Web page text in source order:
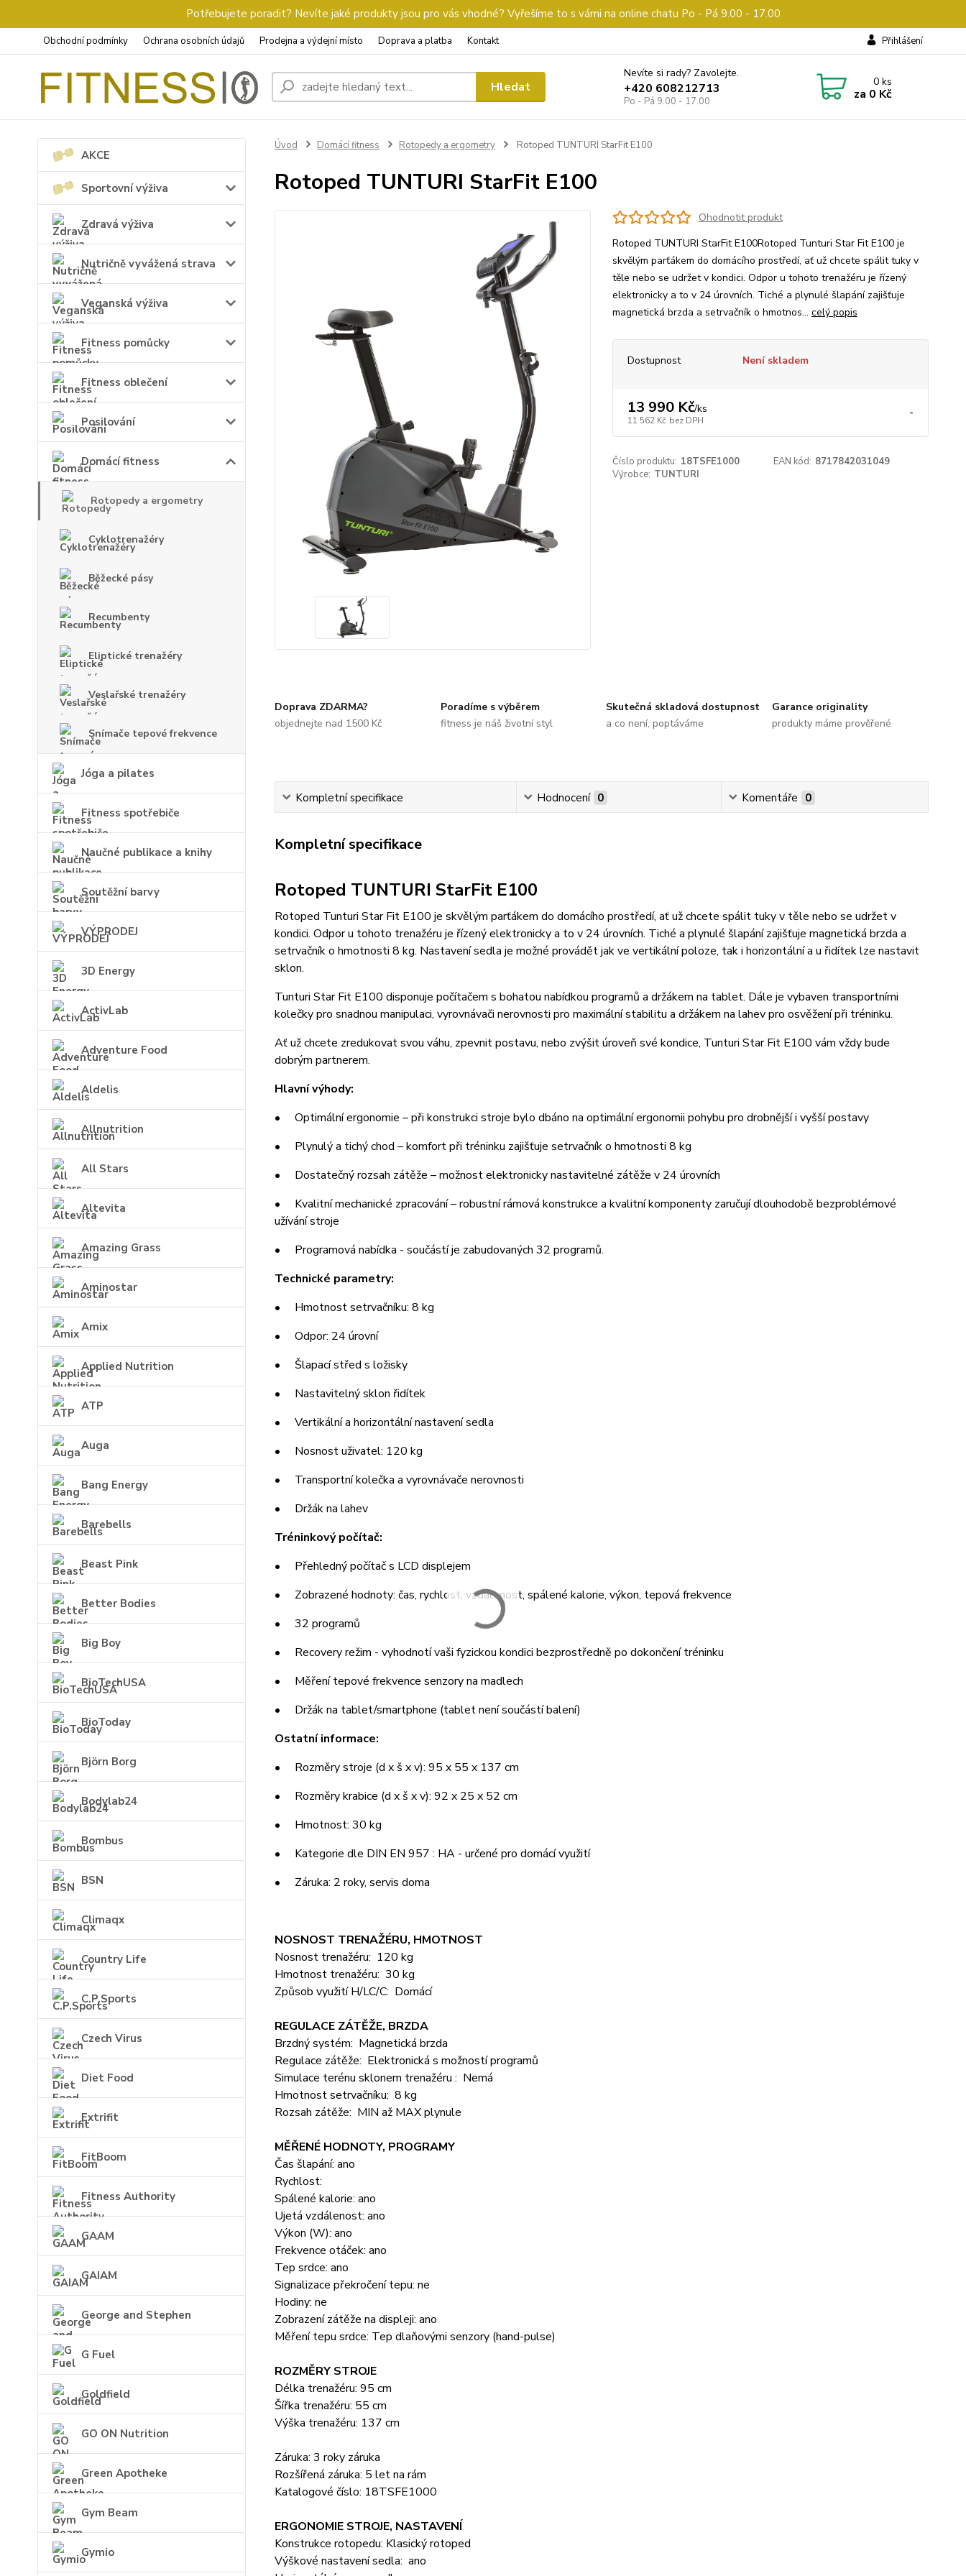
Potřebujete poradit? Nevíte jaké produkty jsou pro vás vhodné? Vyřešíme to s vámi na online chatu Po - Pá 9.00 - 17.00
Obchodní podmínky Ochrana osobních údajů Prodejna a výdejní místo Doprava a platba Kontakt Přihlášení
Hledat
Nevíte si rady? Zavolejte.
+420 608212713
Po - Pá 9.00 - 17.00
0ks
za 0 Kč
AKCE
Sportovní výživa
Zdravá výživa
Nutričně vyvážená strava
Veganská výživa
Fitness pomůcky
Fitness oblečení
Posilování
Domácí fitness
Rotopedy a ergometry
Cyklotrenažéry
Běžecké pásy
Recumbenty
Eliptické trenažéry
Veslařské trenažéry
Snímače tepové frekvence
Jóga a pilates
Fitness spotřebiče
Naučné publikace a knihy
Soutěžní barvy
VÝPRODEJ
3D Energy
ActivLab
Adventure Food
Aldelis
Allnutrition
All Stars
Altevita
Amazing Grass
Aminostar
Amix
Applied Nutrition
ATP
Auga
Bang Energy
Barebells
Beast Pink
Better Bodies
Big Boy
BioTechUSA
BioToday
Björn Borg
Bodylab24
Bombus
BSN
Climaqx
Country Life
C.P.Sports
Czech Virus
Diet Food
Extrifit
FitBoom
Fitness Authority
GAAM
GAIAM
George and Stephen
G Fuel
Goldfield
GO ON Nutrition
Green Apotheke
Gym Beam
Gymio
Úvod Domácí fitness Rotopedy a ergometry Rotoped TUNTURI StarFit E100
Rotoped TUNTURI StarFit E100
Ohodnotit produkt
Rotoped TUNTURI StarFit E100Rotoped Tunturi Star Fit E100 je
skvělým parťákem do domácího prostředí, ať už chcete spálit tuky v
těle nebo se udržet v kondici. Odpor u tohoto trenažéru je řízený
elektronicky a to v 24 úrovních. Tiché a plynulé šlapání zajišťuje
magnetická brzda a setrvačník o hmotnos... celý popis
Dostupnost Není skladem
13 990 Kč/ks
11 562 Kč bez DPH -
Číslo produktu: 18TSFE1000 EAN kód: 8717842031049
Výrobce: TUNTURI
Doprava ZDARMA?
objednejte nad 1500 Kč
Poradíme s výběrem
fitness je náš životní styl
Skutečná skladová dostupnost
a co není, poptáváme
Garance originality
produkty máme prověřené
Kompletní specifikace Hodnocení 0 Komentáře 0
Kompletní specifikace
Rotoped TUNTURI StarFit E100
Rotoped Tunturi Star Fit E100 je skvělým parťákem do domácího prostředí, ať už chcete spálit tuky v těle nebo se udržet v
kondici. Odpor u tohoto trenažéru je řízený elektronicky a to v 24 úrovních. Tiché a plynulé šlapání zajišťuje magnetická brzda a
setrvačník o hmotnosti 8 kg. Nastavení sedla je možné provádět jak ve vertikální poloze, tak i horizontální a u řidítek lze nastavit
sklon.
Tunturi Star Fit E100 disponuje počítačem s bohatou nabídkou programů a držákem na tablet. Dále je vybaven transportními
kolečky pro snadnou manipulaci, vyrovnávači nerovnosti pro maximální stabilitu a držákem na lahev pro osvěžení při tréninku.
Ať už chcete zredukovat svou váhu, zpevnit postavu, nebo zvýšit úroveň své kondice, Tunturi Star Fit E100 vám vždy bude
dobrým partnerem.
Hlavní výhody:
• Optimální ergonomie – při konstrukci stroje bylo dbáno na optimální ergonomii pohybu pro drobnější i vyšší postavy
• Plynulý a tichý chod – komfort při tréninku zajišťuje setrvačník o hmotnosti 8 kg
• Dostatečný rozsah zátěže – možnost elektronicky nastavitelné zátěže v 24 úrovních
• Kvalitní mechanické zpracování – robustní rámová konstrukce a kvalitní komponenty zaručují dlouhodobě bezproblémové
užívání stroje
• Programová nabídka - součástí je zabudovaných 32 programů.
Technické parametry:
• Hmotnost setrvačníku: 8 kg
• Odpor: 24 úrovní
• Šlapací střed s ložisky
• Nastavitelný sklon řidítek
• Vertikální a horizontální nastavení sedla
• Nosnost uživatel: 120 kg
• Transportní kolečka a vyrovnávače nerovnosti
• Držák na lahev
Tréninkový počítač:
• Přehledný počítač s LCD displejem
• Zobrazené hodnoty: čas, rychlost, vzdálenost, spálené kalorie, výkon, tepová frekvence
• 32 programů
• Recovery režim - vyhodnotí vaši fyzickou kondici bezprostředně po dokončení tréninku
• Měření tepové frekvence senzory na madlech
• Držák na tablet/smartphone (tablet není součástí balení)
Ostatní informace:
• Rozměry stroje (d x š x v): 95 x 55 x 137 cm
• Rozměry krabice (d x š x v): 92 x 25 x 52 cm
• Hmotnost: 30 kg
• Kategorie dle DIN EN 957 : HA - určené pro domácí využití
• Záruka: 2 roky, servis doma
NOSNOST TRENAŽÉRU, HMOTNOST
Nosnost trenažéru: 120 kg
Hmotnost trenažéru: 30 kg
Způsob využití H/LC/C: Domácí
REGULACE ZÁTĚŽE, BRZDA
Brzdný systém: Magnetická brzda
Regulace zátěže: Elektronická s možností programů
Simulace terénu sklonem trenažéru : Nemá
Hmotnost setrvačníku: 8 kg
Rozsah zátěže: MIN až MAX plynule
MĚŘENÉ HODNOTY, PROGRAMY
Čas šlapání: ano
Rychlost:
Spálené kalorie: ano
Ujetá vzdálenost: ano
Výkon (W): ano
Frekvence otáček: ano
Tep srdce: ano
Signalizace překročení tepu: ne
Hodiny: ne
Zobrazení zátěže na displeji: ano
Měření tepu srdce: Tep dlaňovými senzory (hand-pulse)
ROZMĚRY STROJE
Délka trenažéru: 95 cm
Šířka trenažéru: 55 cm
Výška trenažéru: 137 cm
Záruka: 3 roky záruka
Rozšířená záruka: 5 let na rám
Katalogové číslo: 18TSFE1000
ERGONOMIE STROJE, NASTAVENÍ
Konstrukce rotopedu: Klasický rotoped
Výškové nastavení sedla: ano